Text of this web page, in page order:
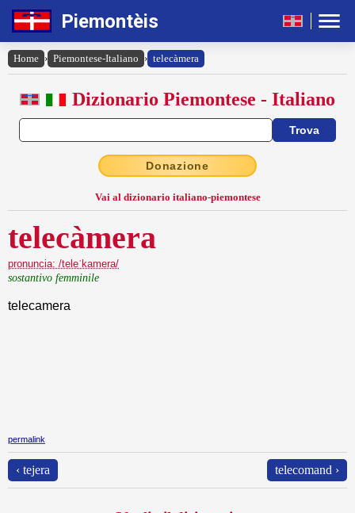
Piemontèis
Home › Piemontese-Italiano › telecàmera
Dizionario Piemontese - Italiano
Donazione
Vai al dizionario italiano-piemontese
telecàmera
pronuncia: /teleˈkamera/
sostantivo femminile
telecamera
permalink
‹ tejera telecomand ›